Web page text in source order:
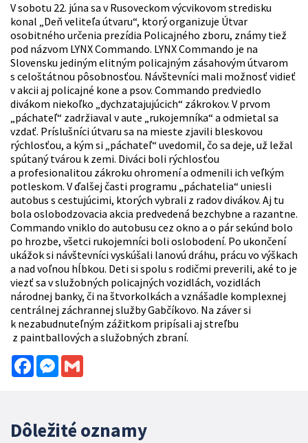
V sobotu 22. júna sa v Rusoveckom výcvikovom stredisku
konal „Deň veliteľa útvaru“, ktorý organizuje Útvar
osobitného určenia prezídia Policajného zboru, známy tiež
pod názvom LYNX Commando. LYNX Commando je na
Slovensku jediným elitným policajným zásahovým útvarom
s celoštátnou pôsobnosťou. Návštevníci mali možnosť vidieť
v akcii aj policajné kone a psov. Commando predviedlo
divákom niekoľko „dychzatajujúcich“ zákrokov. V prvom
„páchateľ“ zadržiaval v aute „rukojemníka“ a odmietal sa
vzdať. Príslušníci útvaru sa na mieste zjavili bleskovou
rýchlosťou, a kým si „páchateľ“ uvedomil, čo sa deje, už ležal
spútaný tvárou k zemi. Diváci boli rýchlosťou
a profesionalitou zákroku ohromení a odmenili ich veľkým
potleskom. V ďalšej časti programu „páchatelia“ uniesli
autobus s cestujúcimi, ktorých vybrali z radov divákov. Aj tu
bola oslobodzovacia akcia predvedená bezchybne a razantne.
Commando vniklo do autobusu cez okno a o pár sekúnd bolo
po hrozbe, všetci rukojemníci boli oslobodení. Po ukončení
ukážok si návštevníci vyskúšali lanovú dráhu, prácu vo výškach
a nad voľnou hĺbkou. Deti si spolu s rodičmi preverili, aké to je
viezť sa v služobných policajných vozidlách, vozidlách
národnej banky, či na štvorkolkách a vznášadle komplexnej
centrálnej záchrannej služby Gabčíkovo. Na záver si
k nezabudnuteľným zážitkom pripísali aj streľbu
z paintballových a služobných zbraní.
FacebookMessenger
Dôležité oznamy